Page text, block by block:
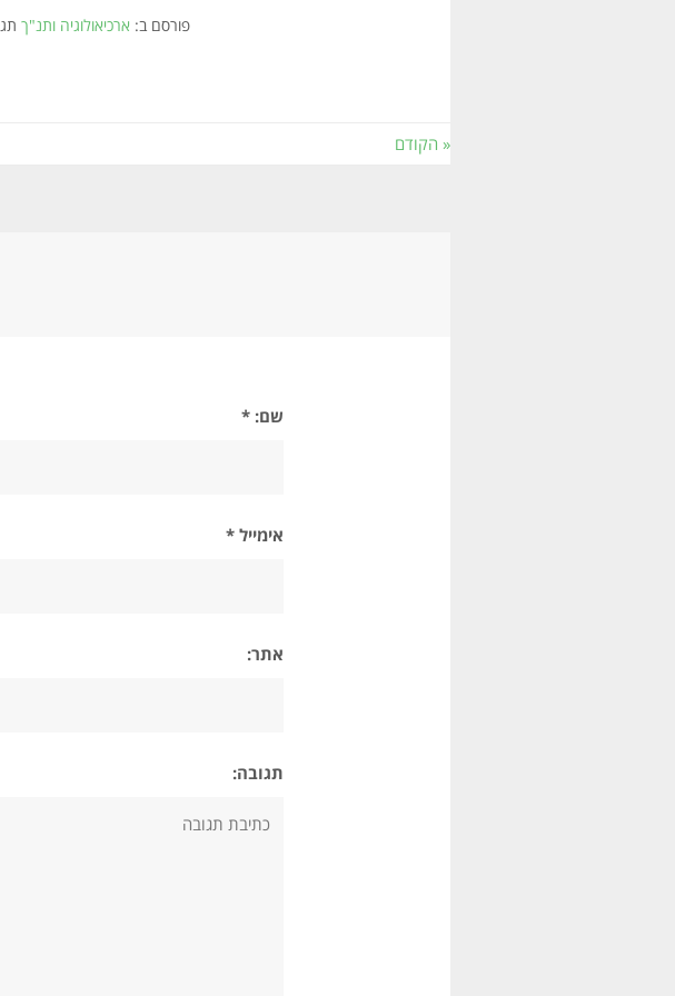
פורסם ב: ארכיאולוגיה ותנ"ך
« הקודם
שם: *
אימייל *
אתר:
תגובה: